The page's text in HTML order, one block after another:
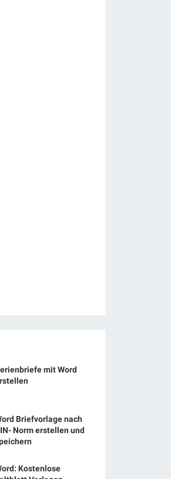
mit Word
Briefvorlage nach
Norm erstellen und
Kostenlose